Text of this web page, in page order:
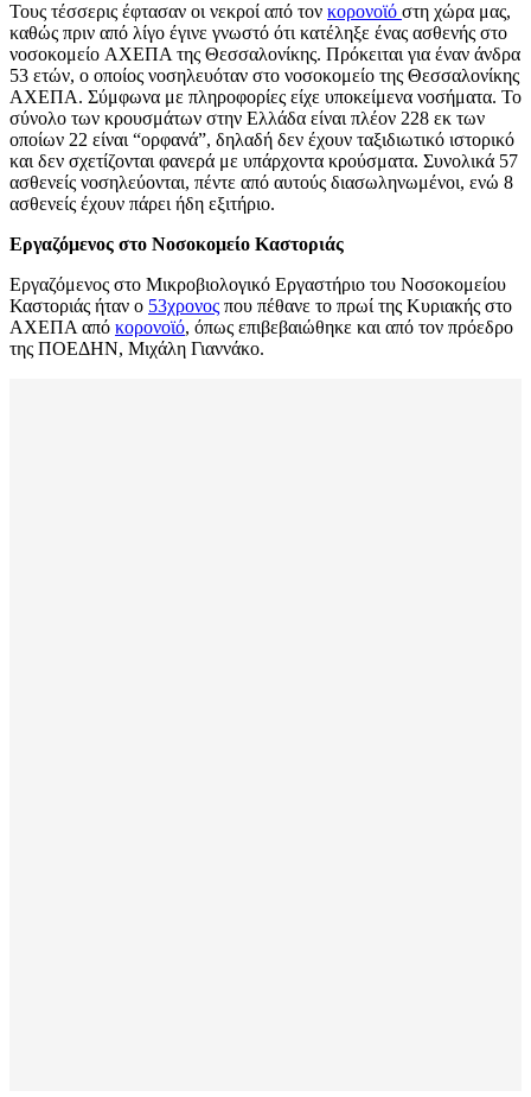
Τους τέσσερις έφτασαν οι νεκροί από τον κορονοϊό στη χώρα μας,
καθώς πριν από λίγο έγινε γνωστό ότι κατέληξε ένας ασθενής στο
νοσοκομείo ΑΧΕΠΑ της Θεσσαλονίκης. Πρόκειται για έναν άνδρα
53 ετών, ο οποίος νοσηλευόταν στο νοσοκομείο της Θεσσαλονίκης
ΑΧΕΠΑ. Σύμφωνα με πληροφορίες είχε υποκείμενα νοσήματα. Το
σύνολο των κρουσμάτων στην Ελλάδα είναι πλέον 228 εκ των
οποίων 22 είναι “ορφανά”, δηλαδή δεν έχουν ταξιδιωτικό ιστορικό
και δεν σχετίζονται φανερά με υπάρχοντα κρούσματα. Συνολικά 57
ασθενείς νοσηλεύονται, πέντε από αυτούς διασωληνωμένοι, ενώ 8
ασθενείς έχουν πάρει ήδη εξιτήριο.
Εργαζόμενος στο Νοσοκομείο Καστοριάς
Εργαζόμενος στο Μικροβιολογικό Εργαστήριο του Νοσοκομείου
Καστοριάς ήταν ο 53χρονος που πέθανε το πρωί της Κυριακής στο
ΑΧΕΠΑ από κορονοϊό, όπως επιβεβαιώθηκε και από τον πρόεδρο
της ΠΟΕΔΗΝ, Μιχάλη Γιαννάκο.